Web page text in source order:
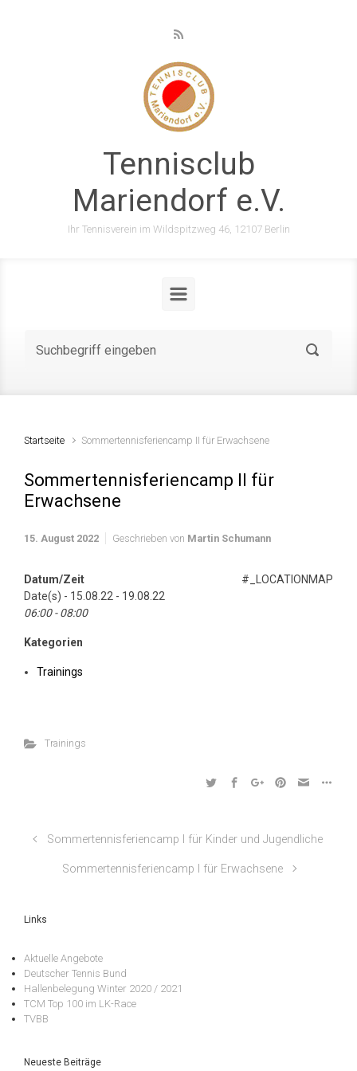
Tennisclub
Mariendorf e.V.
Ihr Tennisverein im Wildspitzweg 46, 12107 Berlin
Startseite Sommertennisferiencamp II für Erwachsene
Sommertennisferiencamp II für
Erwachsene
15. August 2022 Geschrieben von Martin Schumann
#_LOCATIONMAP
Datum/Zeit
Date(s) - 15.08.22 - 19.08.22
06:00 - 08:00
Kategorien
Trainings
Trainings
Sommertennisferiencamp I für Kinder und Jugendliche
Sommertennisferiencamp I für Erwachsene
Links
Aktuelle Angebote
Deutscher Tennis Bund
Hallenbelegung Winter 2020 / 2021
TCM Top 100 im LK-Race
TVBB
Neueste Beiträge